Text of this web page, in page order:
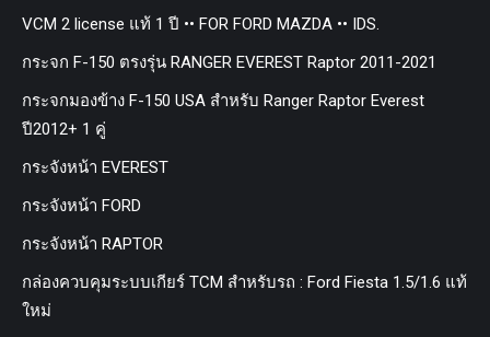
VCM 2 license แท้ 1 ปี •• FOR FORD MAZDA •• IDS.
กระจก F-150 ตรงรุ่น RANGER EVEREST Raptor 2011-2021
กระจกมองข้าง F-150 USA สำหรับ Ranger Raptor Everest
ปี2012+ 1 คู่
กระจังหน้า EVEREST
กระจังหน้า FORD
กระจังหน้า RAPTOR
กล่องควบคุมระบบเกียร์ TCM สำหรับรถ : Ford Fiesta 1.5/1.6 แท้
ใหม่